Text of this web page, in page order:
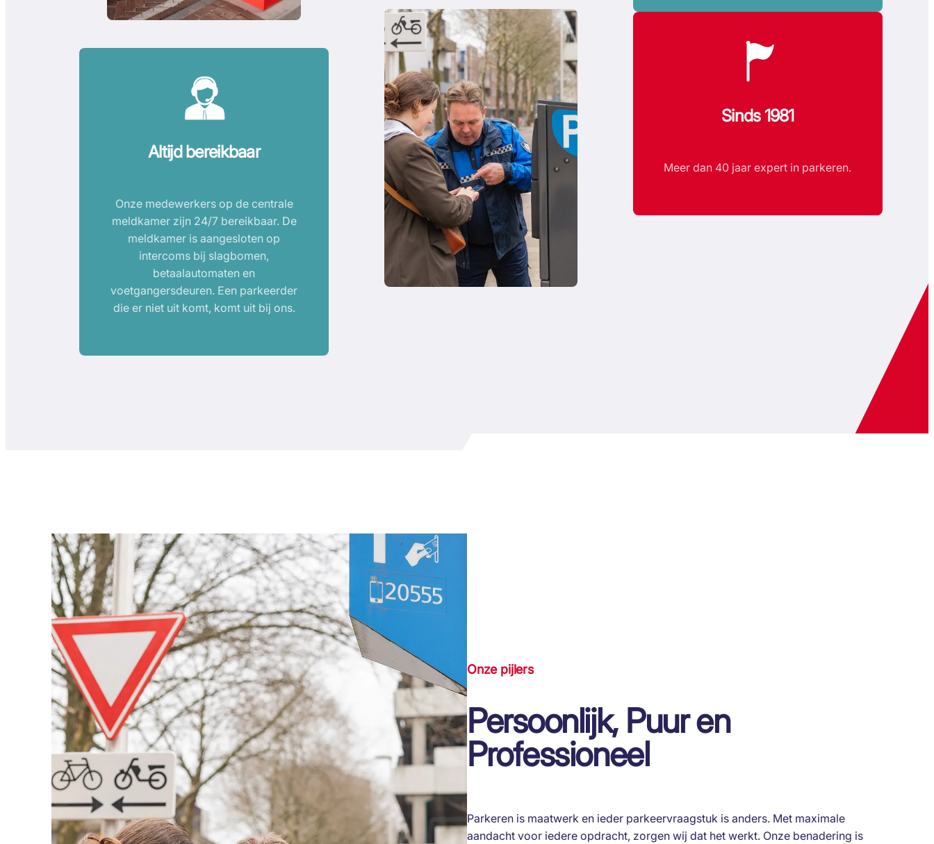
Altijd bereikbaar
Onze medewerkers op de centrale
meldkamer zijn 24/7 bereikbaar. De
meldkamer is aangesloten op
intercoms bij slagbomen,
betaalautomaten en
voetgangersdeuren. Een parkeerder
die er niet uit komt, komt uit bij ons.
Sinds 1981
Meer dan 40 jaar expert in parkeren.
Onze pijlers
Persoonlijk, Puur en
Professioneel
Parkeren is maatwerk en ieder parkeervraagstuk is anders. Met maximale
aandacht voor iedere opdracht, zorgen wij dat het werkt. Onze benadering is